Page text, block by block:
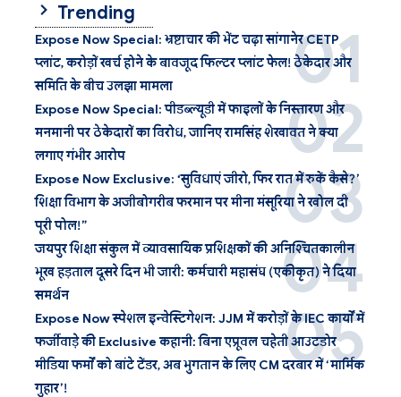
Trending
Expose Now Special: भ्रष्टाचार की भेंट चढ़ा सांगानेर CETP
प्लांट, करोड़ों खर्च होने के बावजूद फिल्टर प्लांट फेल! ठेकेदार और
समिति के बीच उलझा मामला
Expose Now Special: पीडब्ल्यूडी में फाइलों के निस्तारण और
मनमानी पर ठेकेदारों का विरोध, जानिए रामसिंह शेखावत ने क्या
लगाए गंभीर आरोप
Expose Now Exclusive: ‘सुविधाएं जीरो, फिर रात में रुकें कैसे?’
शिक्षा विभाग के अजीबोगरीब फरमान पर मीना मंसूरिया ने खोल दी
पूरी पोल!”
जयपुर शिक्षा संकुल में व्यावसायिक प्रशिक्षकों की अनिश्चितकालीन
भूख हड़ताल दूसरे दिन भी जारी: कर्मचारी महासंघ (एकीकृत) ने दिया
समर्थन
Expose Now स्पेशल इन्वेस्टिगेशन: JJM में करोड़ों के IEC कार्यों में
फर्जीवाड़े की Exclusive कहानी: बिना एप्रूवल चहेती आउटडोर
मीडिया फर्मों को बांटे टेंडर, अब भुगतान के लिए CM दरबार में ‘मार्मिक
गुहार’!